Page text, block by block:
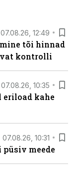
07.08.26, 12:49
tõi hinnad
kontrolli
07.08.26, 10:35
eriload kahe
07.08.26, 10:31
püsiv meede